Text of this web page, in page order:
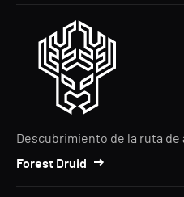
Descubrimiento de la ruta de
Forest Druid